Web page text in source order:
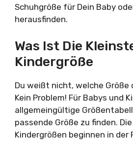
Schuhgröße für Dein Baby
herausfinden.
Was Ist Die
Kindergröße
Du weißt nicht, welche Größe
Kein Problem! Für Babys und
allgemeingültige
passende Größe zu finden.
Kindergrößen beginnen in der